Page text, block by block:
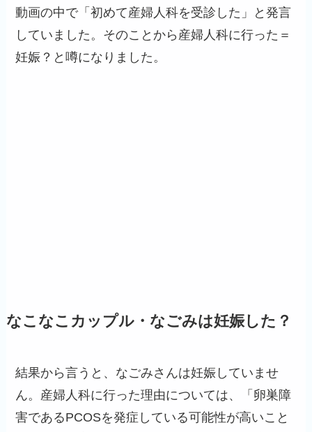
動画の中で「初めて産婦人科を受診した」と発言
していました。そのことから産婦人科に行った＝
妊娠？と噂になりました。
なこなこカップル・なごみは妊娠した？
結果から言うと、なごみさんは妊娠していませ
ん。産婦人科に行った理由については、「卵巣障
害であるPCOSを発症している可能性が高いこと